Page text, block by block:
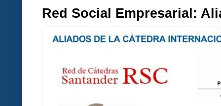
Red Social Empresarial: